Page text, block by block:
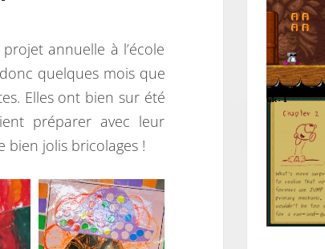
annuelle à l’école
quelques mois que
Elles ont bien sur été
préparer avec leur
bien jolis bricolages !